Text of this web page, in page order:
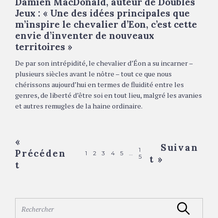
G
O
R
I
E
S
Jeux : « Une des idées principales que
m’inspire le chevalier d’Eon, c’est cette
envie d’inventer de nouveaux
territoires »
De par son intrépidité, le chevalier d’Éon a su incarner –
plusieurs siècles avant le nôtre – tout ce que nous
chérissons aujourd’hui en termes de fluidité entre les
genres, de liberté d’être soi en tout lieu, malgré les avanies
et autres remugles de la haine ordinaire.
P
o
s
s
n
«
Précéden
t
1 2 3 4 5
1
5
Suivan
t »
Rechercher